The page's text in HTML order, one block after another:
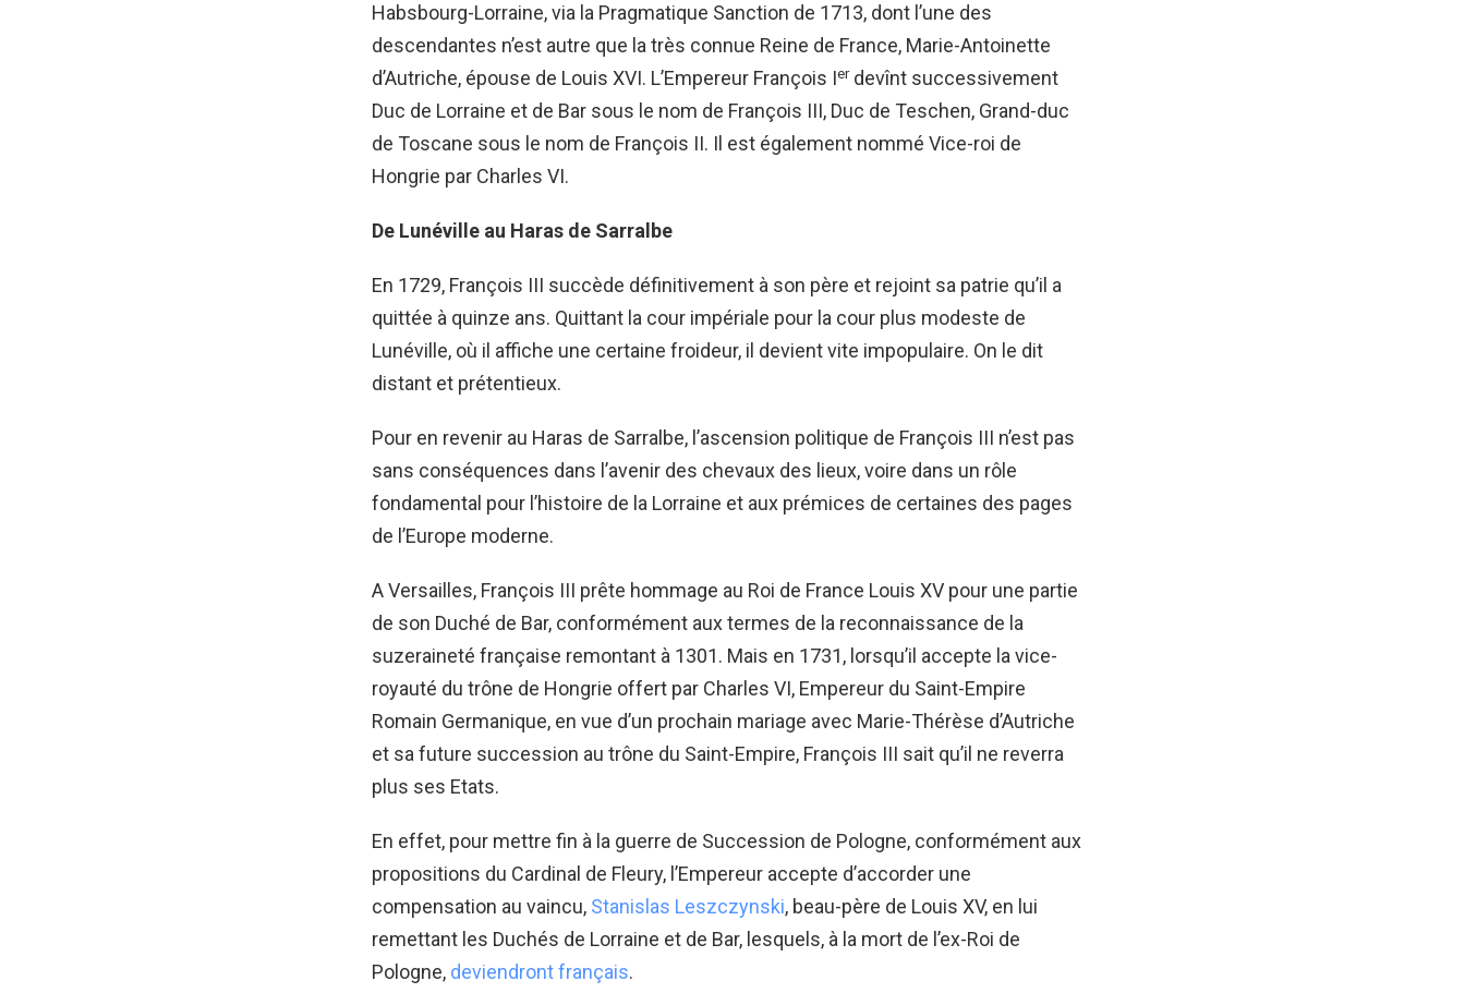
Habsbourg-Lorraine, via la Pragmatique Sanction de 1713, dont l’une des
descendantes n’est autre que la très connue Reine de France, Marie-Antoinette
d’Autriche, épouse de Louis XVI. L’Empereur François Ierdevînt successivement
Duc de Lorraine et de Bar sous le nom de François III, Duc de Teschen, Grand-duc
de Toscane sous le nom de François II. Il est également nommé Vice-roi de
Hongrie par Charles VI.
De Lunéville au Haras de Sarralbe
En 1729, François III succède définitivement à son père et rejoint sa patrie qu’il a
quittée à quinze ans. Quittant la cour impériale pour la cour plus modeste de
Lunéville, où il affiche une certaine froideur, il devient vite impopulaire. On le dit
distant et prétentieux.
Pour en revenir au Haras de Sarralbe, l’ascension politique de François III n’est pas
sans conséquences dans l’avenir des chevaux des lieux, voire dans un rôle
fondamental pour l’histoire de la Lorraine et aux prémices de certaines des pages
de l’Europe moderne.
A Versailles, François III prête hommage au Roi de France Louis XV pour une partie
de son Duché de Bar, conformément aux termes de la reconnaissance de la
suzeraineté française remontant à 1301. Mais en 1731, lorsqu’il accepte la vice-
royauté du trône de Hongrie offert par Charles VI, Empereur du Saint-Empire
Romain Germanique, en vue d’un prochain mariage avec Marie-Thérèse d’Autriche
et sa future succession au trône du Saint-Empire, François III sait qu’il ne reverra
plus ses Etats.
En effet, pour mettre fin à la guerre de Succession de Pologne, conformément aux
propositions du Cardinal de Fleury, l’Empereur accepte d’accorder une
compensation au vaincu, Stanislas Leszczynski, beau-père de Louis XV, en lui
remettant les Duchés de Lorraine et de Bar, lesquels, à la mort de l’ex-Roi de
Pologne, deviendront français.